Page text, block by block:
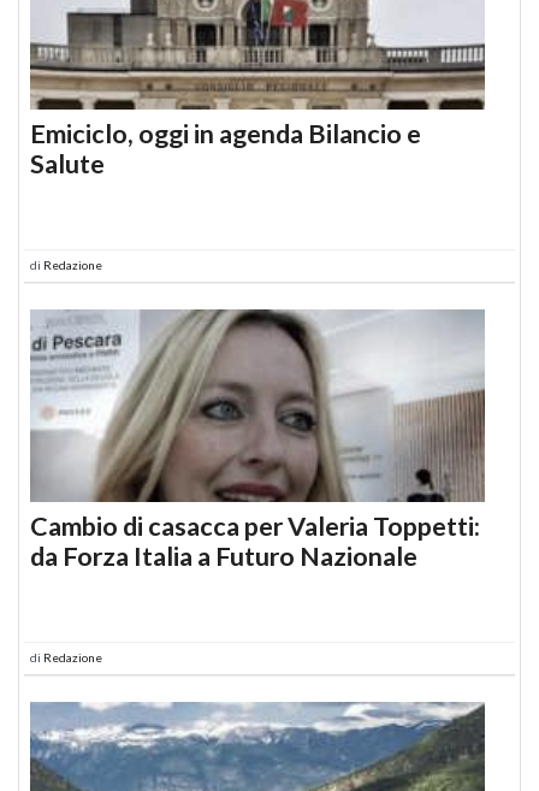
Emiciclo, oggi in agenda Bilancio e
Salute
di Redazione
Cambio di casacca per Valeria Toppetti:
da Forza Italia a Futuro Nazionale
di Redazione